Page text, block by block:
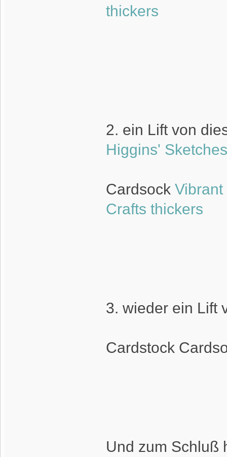
thickers
2. ein Lift von
Higgins' Sketches
Cardsock
Crafts thickers
3. wieder ein Lift
Cardstock
Und zum Schluß